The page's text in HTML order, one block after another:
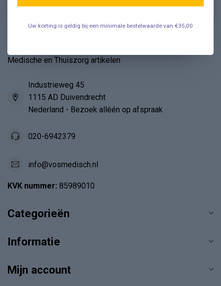
Medische en Thuiszorg artikelen
Industrieweg 45
1115 AD Duivendrecht
Nederland - Bezoek alléén op afspraak
020-6942379
info@vosmedisch.nl
KVK nummer: 85989010
Categorieën
Informatie
Mijn account
Uw korting is geldig bij een minimale bestelwaarde van €35,00